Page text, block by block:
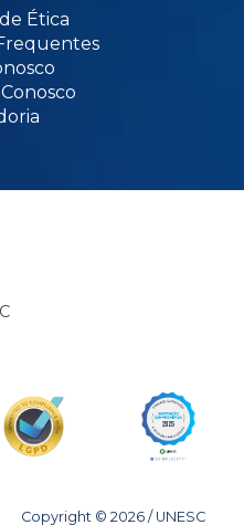
Ética
Copyright © 2026 / UNESC